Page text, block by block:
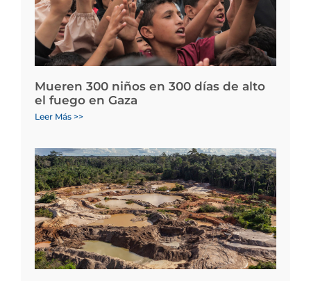
Mueren 300 niños en 300 días de alto
el fuego en Gaza
Leer Más >>